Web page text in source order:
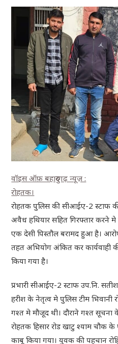
वॉइस ऑफ़ बहादुरगढ़ न्यूज़ :
रोहतक।
रोहतक पुलिस की सीआईए-2 स्टाफ
अवैध हथियार सहित गिरफ्तार करने
एक देसी पिस्तौल बरामद हुआ है।
तहत अभियोग अंकित कर कार्यवाही
किया गया है।
प्रभारी सीआईए-2 स्टाफ उप.नि.
हरीश के नेतृत्व मे पुलिस टीम
गश्त मे मौजूद थी। दौराने गश्त सूचना
रोहतक हिसार रोड खाटु श्याम
काबू किया गया। युवक की पहचान